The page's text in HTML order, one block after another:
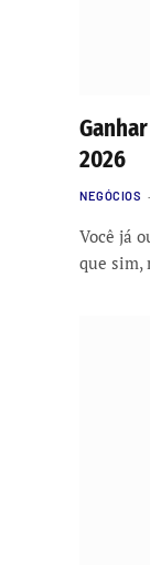
2026
NEGÓCIOS
Você já
que sim,